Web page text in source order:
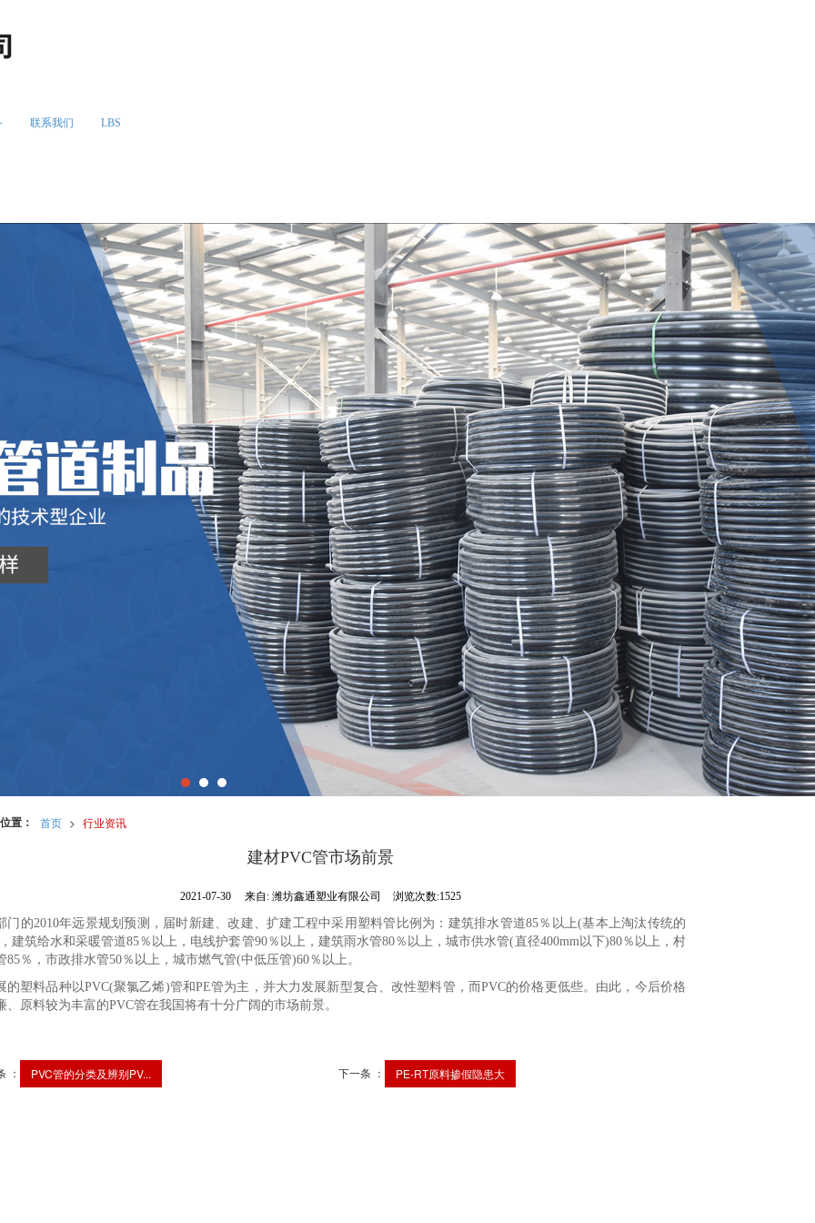
联系我们 LBS
置： 首页 > 行业资讯
建材PVC管市场前景
2021-07-30 来自:潍坊鑫通塑业有限公司 浏览次数:1525
门的2010年远景规划预测，届时新建、改建、扩建工程中采用塑料管比例为：建筑排水管道85％以上(基本上淘汰传统的
建筑给水和采暖管道85％以上，电线护套管90％以上，建筑雨水管80％以上，城市供水管(直径400mm以下)80％以上，村
85％，市政排水管50％以上，城市燃气管(中低压管)60％以上。
的塑料品种以PVC(聚氯乙烯)管和PE管为主，并大力发展新型复合、改性塑料管，而PVC的价格更低些。由此，今后价格
、原料较为丰富的PVC管在我国将有十分广阔的市场前景。
： PVC管的分类及辨别PV... 下一条 ： PE-RT原料掺假隐患大